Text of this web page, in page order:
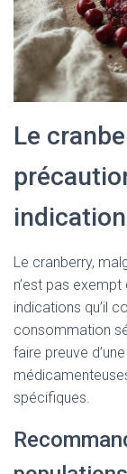
Le
Le cranberry,
n’est pas
indications qu’il
consommation
faire preuve
spécifiques.